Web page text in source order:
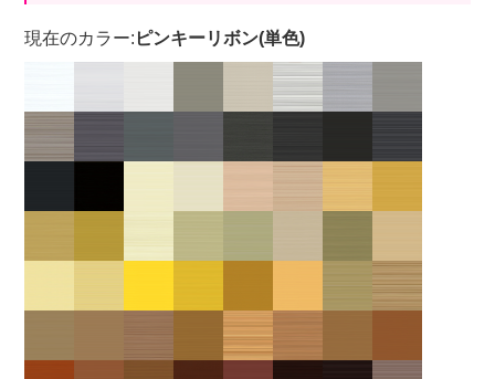
現在のカラー: ピンキーリボン(単色)